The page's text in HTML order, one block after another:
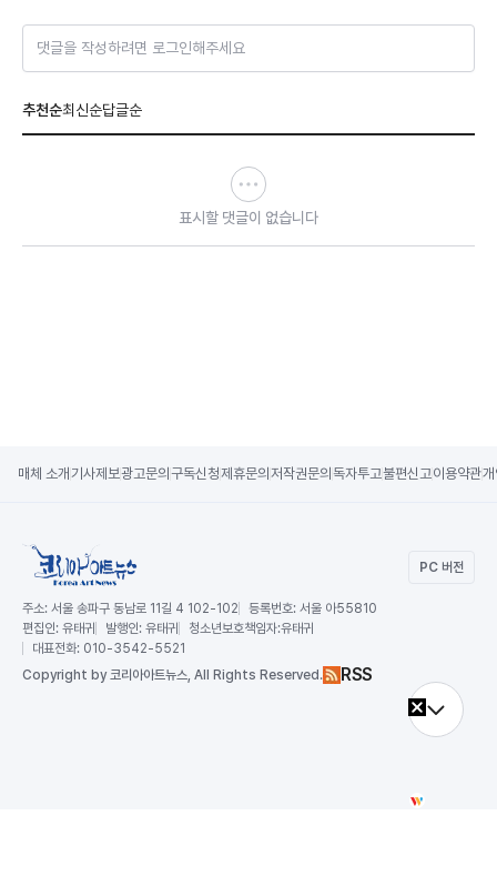
댓글을 작성하려면 로그인해주세요
추천순최신순답글순
표시할 댓글이 없습니다
매체 소개 기사제보광고문의 구독신청제휴문의 저작권문의 독자투고불편신고이용약관
PC 버전
주소: 서울 송파구 동남로 11길 4 102-102 등록번호: 서울 아55810
편집인: 유태귀 발행인: 유태귀 청소년보호책임자:유태귀
대표전화: 010-3542-5521
Copyright by 코리아아트뉴스, All Rights Reserved. RSS